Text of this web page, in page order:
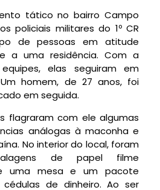
tático no bairro Campo
policiais militares do 1º CR
de pessoas em atitude
a uma residência. Com a
elas seguiram em
homem, de 27 anos, foi
em seguida.
flagraram com ele algumas
análogas à maconha e
No interior do local, foram
de papel filme
uma mesa e um pacote
de dinheiro. Ao ser